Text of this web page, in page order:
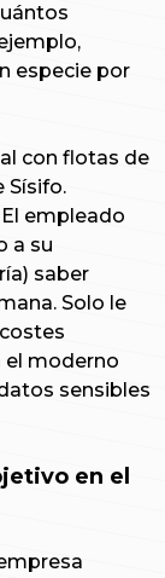
especie por
con flotas de
Sísifo.
empleado
a su
saber
Solo le
el moderno
sensibles
en el